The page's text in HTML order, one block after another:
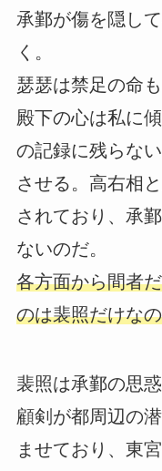
承鄞が傷を隠し
く。
瑟瑟は禁足の命
殿下の心は私に
の記録に残らな
させる。高右相
されており、承
ないのだ。
各方面から間者
のは裴照だけな
裴照は承鄞の思
顧剣が都周辺の
ませており、東